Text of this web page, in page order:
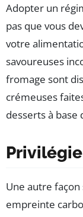
Adopter un
pas que vous
votre
savoureuses
fromage sont
crémeuses
desserts à base
Une autre
empreinte